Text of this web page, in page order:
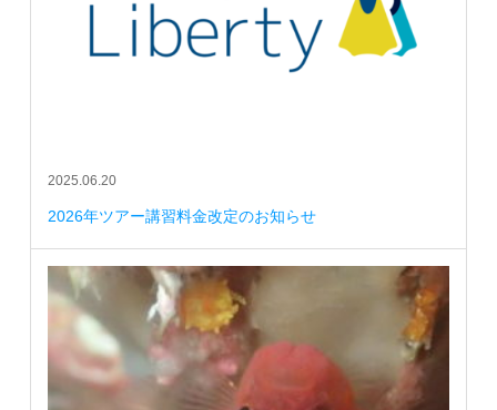
2025.06.20
2026年ツアー講習料金改定のお知らせ